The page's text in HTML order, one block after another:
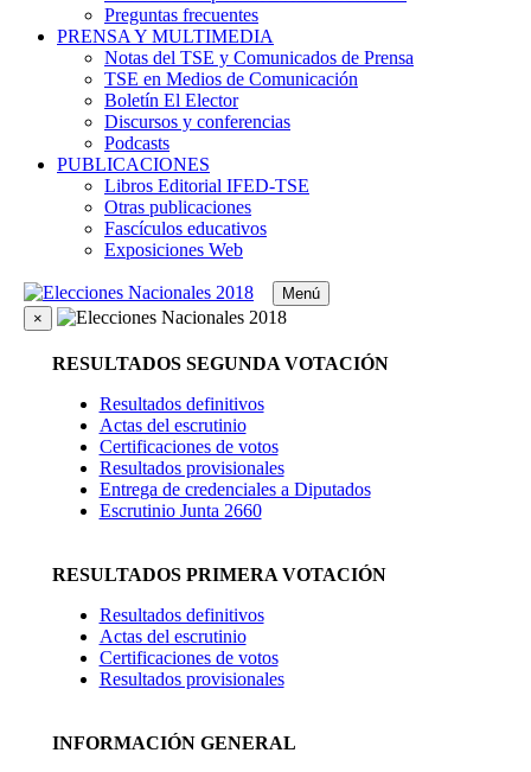
Preguntas frecuentes
PRENSA Y MULTIMEDIA
Notas del TSE y Comunicados de Prensa
TSE en Medios de Comunicación
Boletín El Elector
Discursos y conferencias
Podcasts
PUBLICACIONES
Libros Editorial IFED-TSE
Otras publicaciones
Fascículos educativos
Exposiciones Web
Menú
×
RESULTADOS SEGUNDA VOTACIÓN
Resultados definitivos
Actas del escrutinio
Certificaciones de votos
Resultados provisionales
Entrega de credenciales a Diputados
Escrutinio Junta 2660
RESULTADOS PRIMERA VOTACIÓN
Resultados definitivos
Actas del escrutinio
Certificaciones de votos
Resultados provisionales
INFORMACIÓN GENERAL